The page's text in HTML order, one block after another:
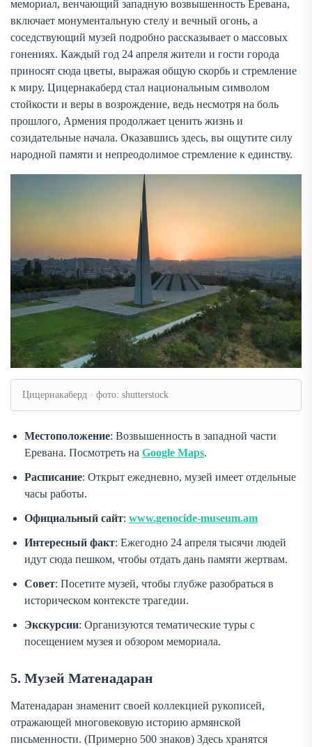
мемориал, венчающий западную возвышенность Еревана,
включает монументальную стелу и вечный огонь, а
соседствующий музей подробно рассказывает о массовых
гонениях. Каждый год 24 апреля жители и гости города
приносят сюда цветы, выражая общую скорбь и стремление
к миру. Цицернакаберд стал национальным символом
стойкости и веры в возрождение, ведь несмотря на боль
прошлого, Армения продолжает ценить жизнь и
созидательные начала. Оказавшись здесь, вы ощутите силу
народной памяти и непреодолимое стремление к единству.
Цицернакаберд · фото: shutterstock
Местоположение: Возвышенность в западной части
Еревана. Посмотреть на Google Maps.
Расписание: Открыт ежедневно, музей имеет отдельные
часы работы.
Официальный сайт: www.genocide-museum.am
Интересный факт: Ежегодно 24 апреля тысячи людей
идут сюда пешком, чтобы отдать дань памяти жертвам.
Совет: Посетите музей, чтобы глубже разобраться в
историческом контексте трагедии.
Экскурсии: Организуются тематические туры с
посещением музея и обзором мемориала.
5. Музей Матенадаран
Матенадаран знаменит своей коллекцией рукописей,
отражающей многовековую историю армянской
письменности. (Примерно 500 знаков) Здесь хранятся